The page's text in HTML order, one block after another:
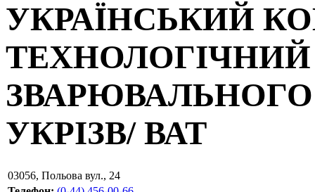
УКРАЇНСЬКИЙ
ТЕХНОЛОГІЧНИЙ
УКРІЗВ/ ВАТ
03056, Польова вул., 24